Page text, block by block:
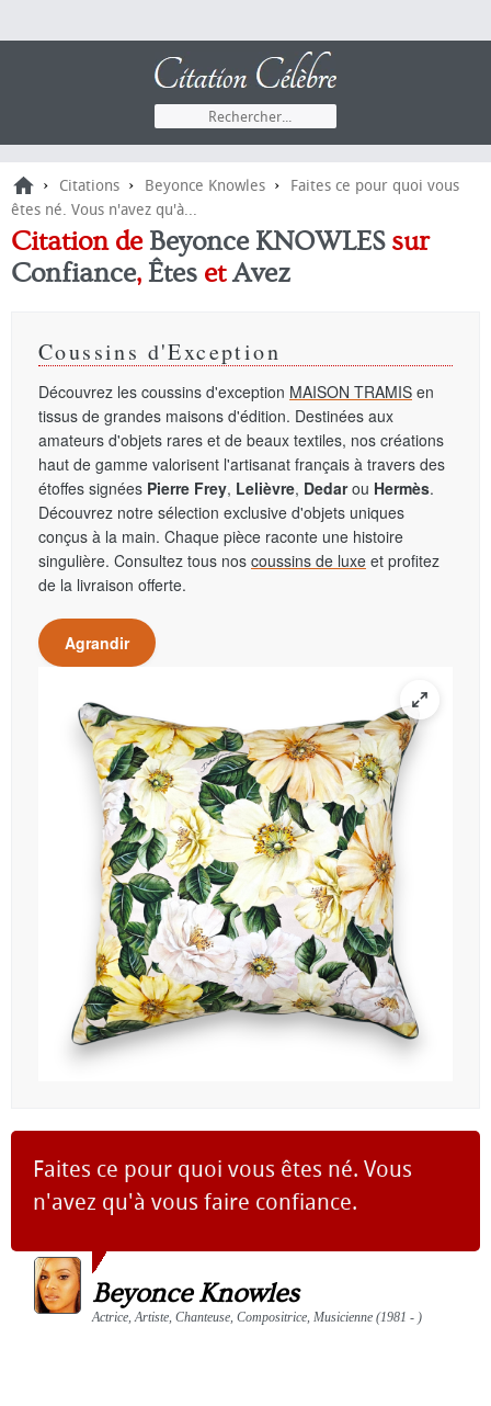
› Citations › Beyonce Knowles ›
Faites ce pour quoi vous
êtes né. Vous n'avez qu'à...
Citation de Beyonce KNOWLESsur
Confiance, Êtes etAvez
Coussins d'Exception
Découvrez les coussins d'exception MAISON TRAMIS en
tissus de grandes maisons d'édition. Destinées aux
amateurs d'objets rares et de beaux textiles, nos créations
haut de gamme valorisent l'artisanat français à travers des
étoffes signées Pierre Frey, Lelièvre, Dedarou Hermès.
Découvrez notre sélection exclusive d'objets uniques
conçus à la main. Chaque pièce raconte une histoire
singulière. Consultez tous nos coussins de luxe et profitez
de la livraison offerte.
Agrandir
Faites ce pour quoi vous êtes né. Vous
n'avez qu'à vous faire confiance.
Beyonce Knowles
Actrice, Artiste, Chanteuse, Compositrice, Musicienne (1981 - )